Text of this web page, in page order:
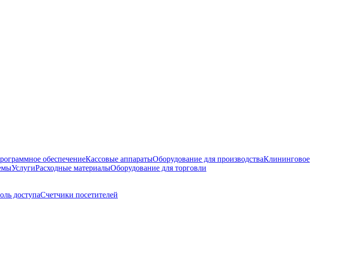
обеспечениеКассовые аппаратыОборудование для производстваКлининговое
УслугиРасходные материалыОборудование для торговли
доступаСчетчики посетителей